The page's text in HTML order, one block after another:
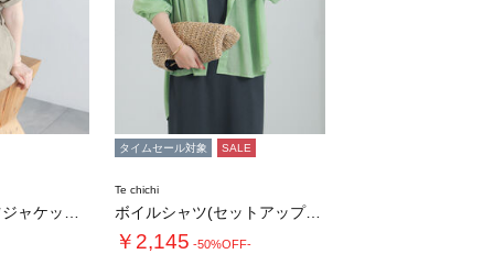
タイムセール対象 SALE
Te chichi
ボイルシャツ(セットアップ可)
￥2,145 -50%OFF-